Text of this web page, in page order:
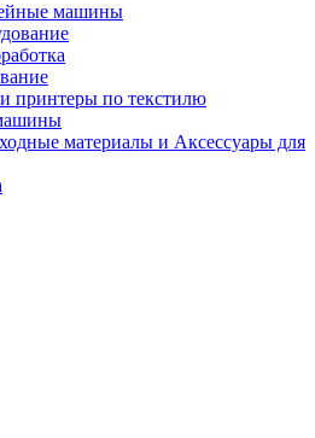
машины
принтеры по текстилю
материалы и Аксессуары для